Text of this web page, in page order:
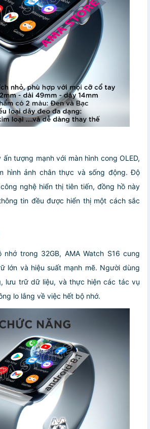
ấn tượng mạnh với màn hình cong OLED,
hình ảnh chân thực và sống động. Độ
nghệ hiển thị tiên tiến, đồng hồ này
tin đều được hiển thị một cách sắc
nhớ trong 32GB, AMA Watch S16 cung
lớn và hiệu suất mạnh mẽ. Người dùng
lưu trữ dữ liệu, và thực hiện các tác vụ
lo lắng về việc hết bộ nhớ.